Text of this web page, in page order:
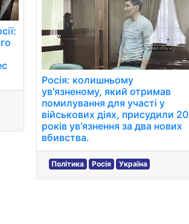
Росія: колишньому
ув'язненому, який отримав
помилування для участі у
військових діях, присудили 20
років ув'язнення за два нових
вбивства.
Політика Росія Україна